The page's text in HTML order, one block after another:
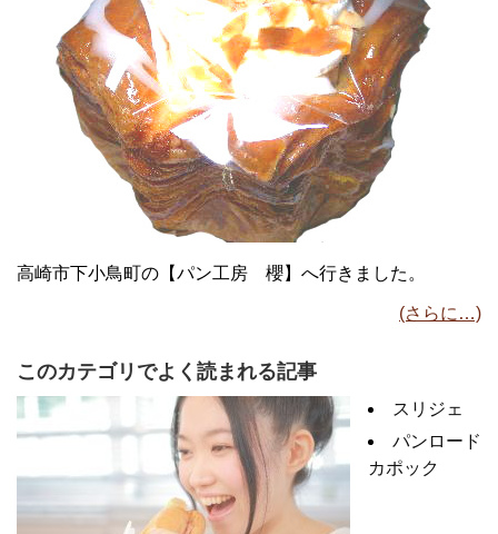
高崎市下小鳥町の【パン工房 櫻】へ行きました。
(さらに…)
このカテゴリでよく読まれる記事
スリジェ
パンロード
カポック